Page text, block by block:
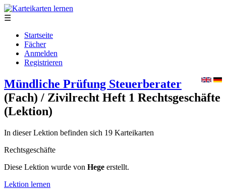
☰
Startseite
Fächer
Anmelden
Registrieren
Mündliche Prüfung Steuerberater
(Fach) / Zivilrecht Heft 1 Rechtsgeschäfte
(Lektion)
In dieser Lektion befinden sich 19 Karteikarten
Rechtsgeschäfte
Diese Lektion wurde von Hege erstellt.
Lektion lernen